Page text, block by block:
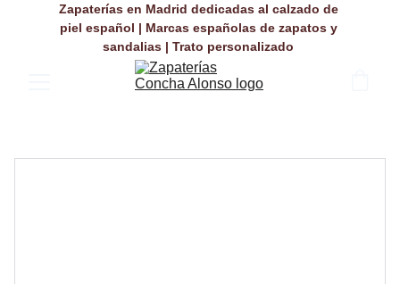
Zapaterías en Madrid dedicadas al calzado de
piel español | Marcas españolas de zapatos y
sandalias | Trato personalizado